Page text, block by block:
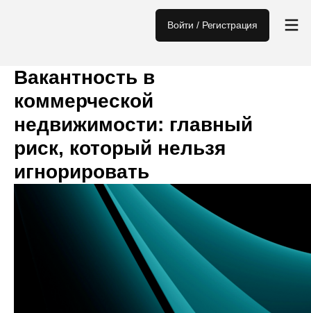
Вакантность в
коммерческой
недвижимости: главный
риск, который нельзя
игнорировать